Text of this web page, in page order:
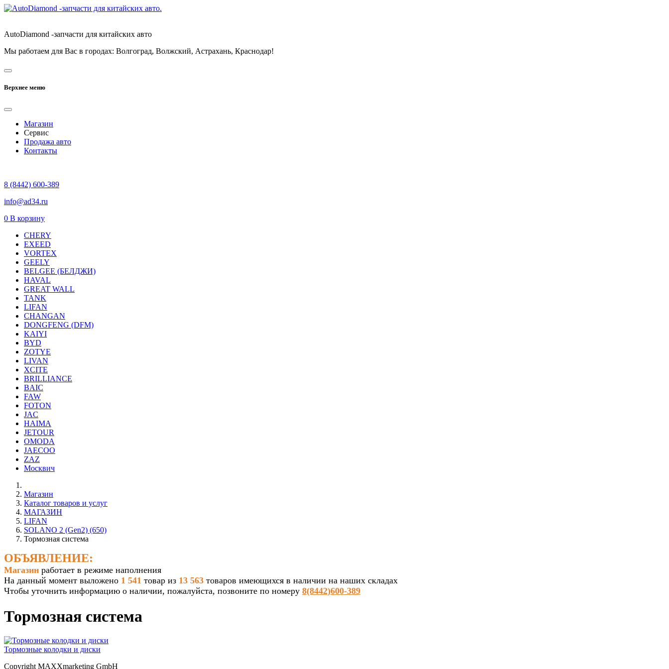
AutoDiamond -запчасти для китайских авто
Мы работаем для Вас в городах: Волгоград, Волжский, Астрахань, Краснодар!
Верхнее меню
Магазин
Сервис
Продажа авто
Контакты
8 (8442) 600-389
info@ad34.ru
0 В корзину
CHERY
EXEED
VORTEX
GEELY
BELGEE (БЕЛДЖИ)
HAVAL
GREAT WALL
TANK
LIFAN
CHANGAN
DONGFENG (DFM)
KAIYI
BYD
ZOTYE
LIVAN
XCITE
BRILLIANCE
BAIC
FAW
FOTON
JAC
HAIMA
JETOUR
OMODA
JAECOO
ZAZ
Москвич
Магазин
Каталог товаров и услуг
МАГАЗИН
LIFAN
SOLANO 2 (Gen2) (650)
Тормозная система
ОБЪЯВЛЕНИЕ:
Магазин работает в режиме наполнения
На данный момент выложено 1 541 товар из 13 563 товаров имеющихся в наличии на наших складах
Чтобы уточнить информацию о наличии, пожалуйста, позвоните по номеру 8(8442)600-389
Тормозная система
Тормозные колодки и диски
Copyright MAXXmarketing GmbH